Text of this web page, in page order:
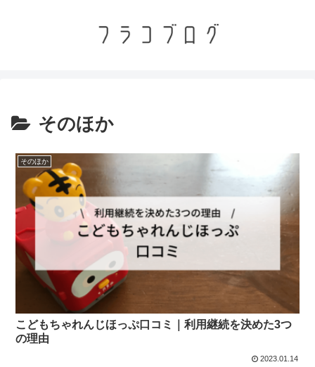
そのほか
そのほか
こどもちゃれんじほっぷ口コミ｜利用継続を決めた3つ
の理由
2023.01.14